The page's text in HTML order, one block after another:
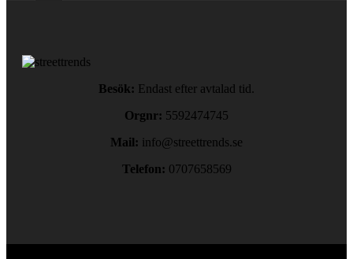
Besök: Endast efter avtalad tid.
Orgnr: 5592474745
Mail: info@streettrends.se
Telefon: 0707658569